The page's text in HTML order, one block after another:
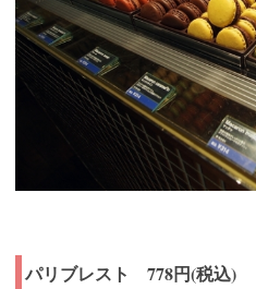
パリブレスト 778円(税込)